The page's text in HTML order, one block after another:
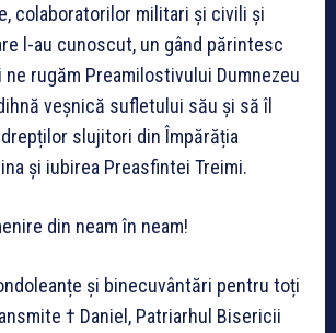
colaboratorilor militari și civili și
l-au cunoscut, un gând părintesc
ne rugăm Preamilostivului Dumnezeu
veșnică sufletului său și să îl
slujitori din Împărăția
și iubirea Preasfintei Treimi.
din neam în neam!
și binecuvântări pentru toți
† Daniel, Patriarhul Bisericii